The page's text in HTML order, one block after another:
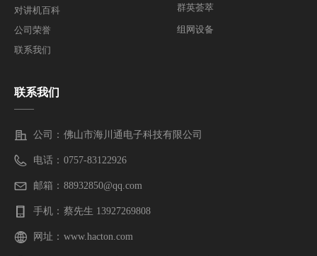
对讲机百科
公司荣誉
联系我们
群英荟萃
组网设备
联系我们
——
公司： 佛山市海川通电子科技有限公司
电话： 0757-83122926
邮箱： 88932850@qq.com
手机： 蔡先生 13927269808
网址： www.hacton.com